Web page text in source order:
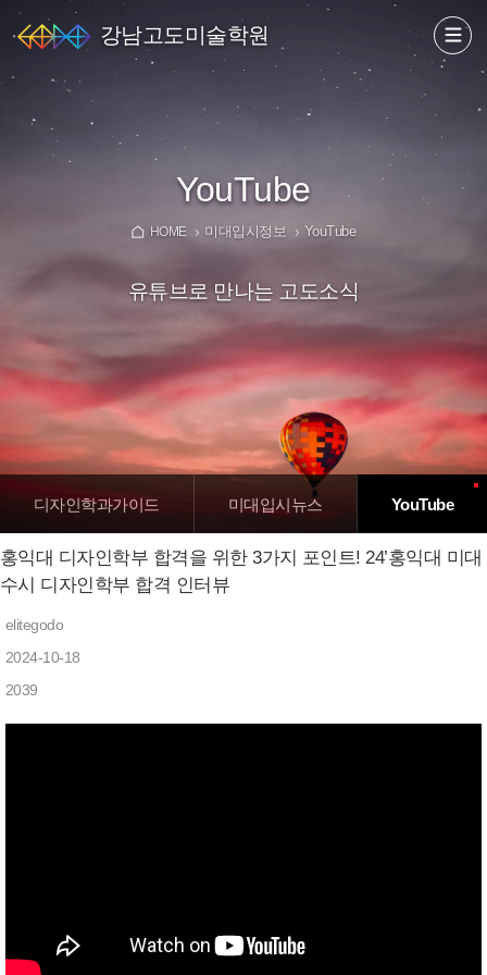
강남고도미술학원
YouTube
HOME 미대입시정보 YouTube
유튜브로 만나는 고도소식
디자인학과가이드 미대입시뉴스 YouTube
홍익대 디자인학부 합격을 위한 3가지 포인트! 24’홍익대 미대
수시 디자인학부 합격 인터뷰
elitegodo
2024-10-18
2039